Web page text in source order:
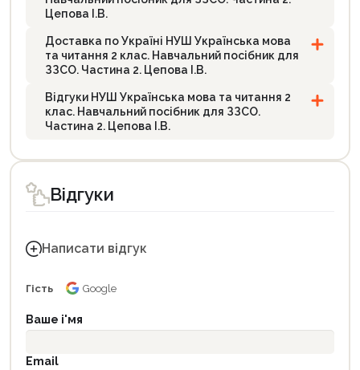
Цепова І.В.
Доставка по Україні НУШ Українська мова
та читання 2 клас. Навчальний посібник для
ЗЗСО. Частина 2. Цепова І.В.
Відгуки НУШ Українська мова та читання 2
клас. Навчальний посібник для ЗЗСО.
Частина 2. Цепова І.В.
Відгуки
Написати відгук
Гість Google
Ваше і'мя
Email